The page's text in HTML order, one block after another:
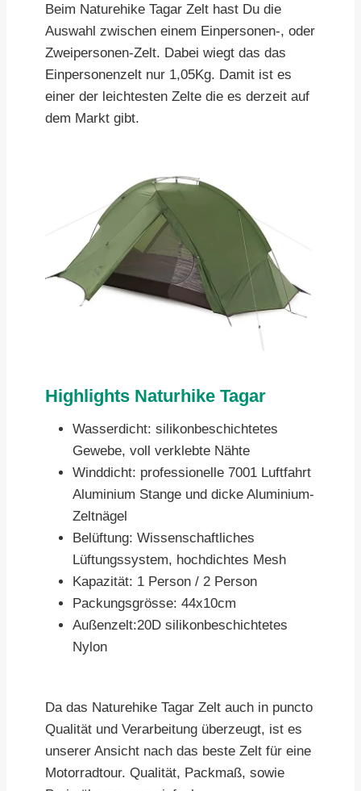
Beim Naturehike Tagar Zelt hast Du die
Auswahl zwischen einem Einpersonen-, oder
Zweipersonen-Zelt. Dabei wiegt das das
Einpersonenzelt nur 1,05Kg. Damit ist es
einer der leichtesten Zelte die es derzeit auf
dem Markt gibt.
Highlights Naturhike Tagar
Wasserdicht: silikonbeschichtetes
Gewebe, voll verklebte Nähte
Winddicht: professionelle 7001 Luftfahrt
Aluminium Stange und dicke Aluminium-
Zeltnägel
Belüftung: Wissenschaftliches
Lüftungssystem, hochdichtes Mesh
Kapazität: 1 Person / 2 Person
Packungsgrösse: 44x10cm
Außenzelt:20D silikonbeschichtetes
Nylon
Da das Naturehike Tagar Zelt auch in puncto
Qualität und Verarbeitung überzeugt, ist es
unserer Ansicht nach das beste Zelt für eine
Motorradtour. Qualität, Packmaß, sowie